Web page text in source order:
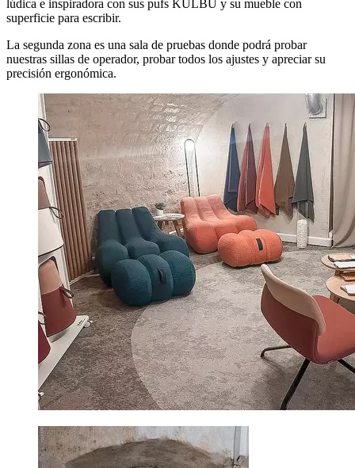
lúdica e inspiradora con sus pufs KULBU y su mueble con
superficie para escribir.
La segunda zona es una sala de pruebas donde podrá probar
nuestras sillas de operador, probar todos los ajustes y apreciar su
precisión ergonómica.